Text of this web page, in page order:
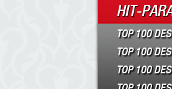
HIT-
TOP 100
TOP 100
TOP 100